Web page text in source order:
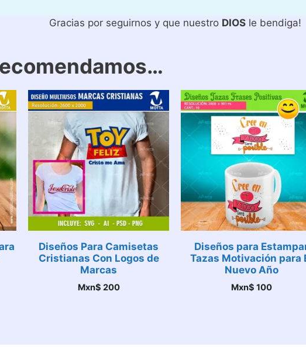
Gracias por seguirnos y que nuestro DIOSle bendiga!
Diseños Para Camisetas
Cristianas Con Logos de
Marcas
Mxn$ 200
Diseños para
Tazas Motivación para
Nuevo Año
Mxn$ 100